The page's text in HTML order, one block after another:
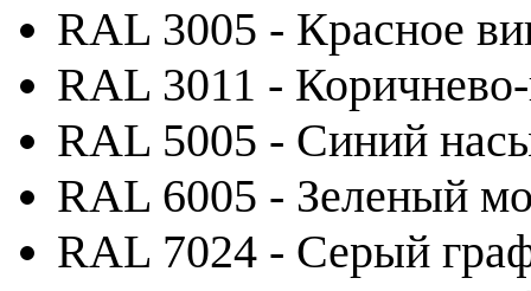
RAL 3005 - Красное
RAL 3011 -
RAL 5005 - Синий
RAL 6005 - Зеленый
RAL 7024 - Серый